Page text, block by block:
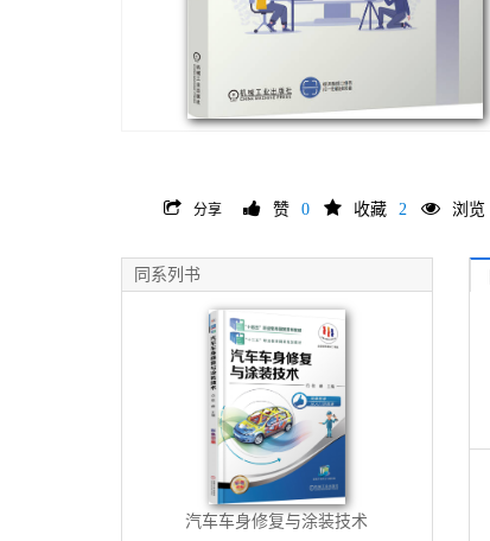
分享 赞 0 收藏 2 浏览
同系列书
汽车车身修复与涂装技术